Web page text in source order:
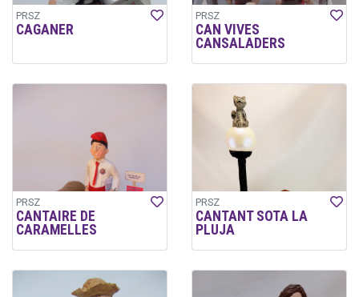
PRSZ
CAGANER
PRSZ
CAN VIVES
CANSALADERS
PRSZ
CANTAIRE DE
CARAMELLES
PRSZ
CANTANT SOTA LA
PLUJA